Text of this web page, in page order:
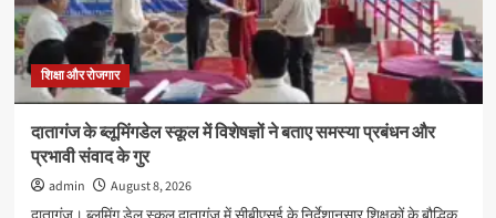
प्रतियोगिता
का
आयोजन
शिक्षा और रोजगार
दातागंज के ब्लूमिंगडेल स्कूल में विशेषज्ञों ने बताए समस्या प्रबंधन और
प्रभावी संवाद के गुर
admin
August 8, 2026